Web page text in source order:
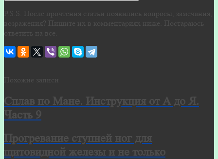
P.S.S. После прочтения статьи появились вопросы, замечания,
возражения? Пишите их в комментариях ниже. Постараюсь
ответить на все.
Похожие записи
Сплав по Мане. Инструкция от А до Я.
Часть 9
Прогревание ступней ног для
щитовидной железы и не только